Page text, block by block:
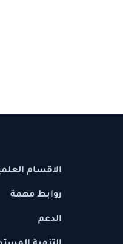
الاقسام العلمية
روابط مهمة